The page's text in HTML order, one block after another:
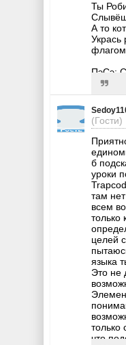
Ты
А то
Укрась
ПэСэ:
(Гости)
б
уроки
там
всем
только
целей
языка
Это не
только
что